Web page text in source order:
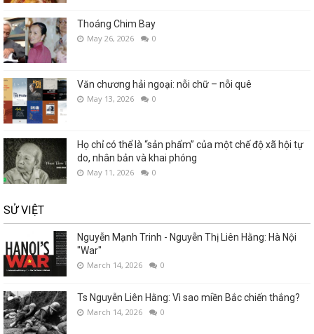
Thoáng Chim Bay
May 26, 2026 0
Văn chương hải ngoại: nỗi chữ – nỗi quê
May 13, 2026 0
Họ chỉ có thể là “sản phẩm” của một chế độ xã hội tự
do, nhân bản và khai phóng
May 11, 2026 0
SỬ VIỆT
Nguyễn Mạnh Trinh - Nguyễn Thị Liên Hằng: Hà Nội
"War"
March 14, 2026 0
Ts Nguyễn Liên Hằng: Vì sao miền Bắc chiến thắng?
March 14, 2026 0